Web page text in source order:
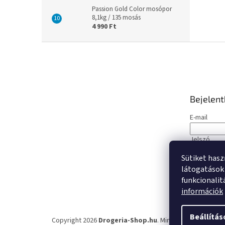
Sütiket
információk
Passion Gold Color mosópor
8,1kg / 135 mosás
4 990 Ft
E-mail
Jelszó
Új
Copyright 2026 Drogeria-Shop.hu. Minden jog